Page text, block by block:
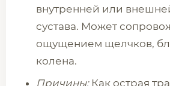
внутренней или
сустава. Может
ощущением щелчков,
колена.
Причины:Как острая